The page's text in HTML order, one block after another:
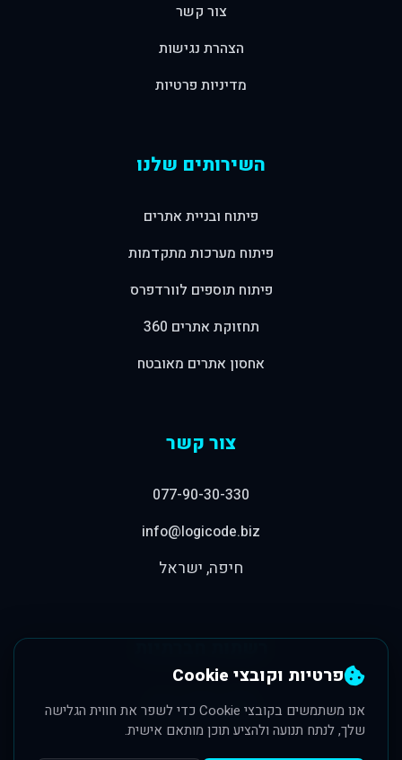
צור קשר
הצהרת נגישות
מדיניות פרטיות
השירותים שלנו
פיתוח ובניית אתרים
פיתוח מערכות מתקדמות
פיתוח תוספים לוורדפרס
תחזוקת אתרים 360
אחסון אתרים מאובטח
צור קשר
077-90-30-330
info@logicode.biz
חיפה, ישראל
רשתות חברתיות
פרטיות וקובצי Cookie
אנו משתמשים בקובצי Cookie כדי לשפר את חווית הגלישה
שלך, לנתח תנועה ולהציע תוכן מותאם אישית.